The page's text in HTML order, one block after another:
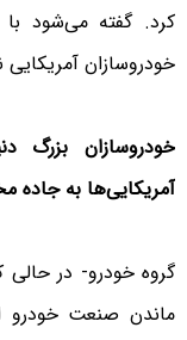
کرد. گفته می‌شود با
خودروسازان آمریکایی
خودروسازان بزرگ
آمریکایی‌ها به
گروه خودرو- در حالی
ماندن صنعت خودرو